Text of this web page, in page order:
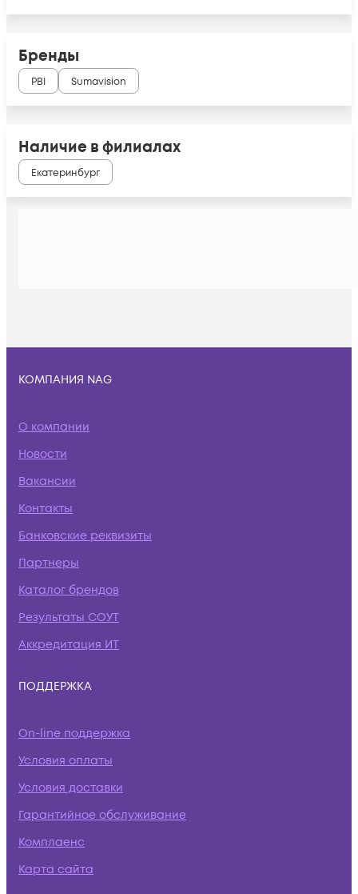
Бренды
PBI Sumavision
Наличие в филиалах
Екатеринбург
КОМПАНИЯ NAG
О компании
Новости
Вакансии
Контакты
Банковские реквизиты
Партнеры
Каталог брендов
Результаты СОУТ
Аккредитация ИТ
ПОДДЕРЖКА
On-line поддержка
Условия оплаты
Условия доставки
Гарантийное обслуживание
Комплаенс
Карта сайта